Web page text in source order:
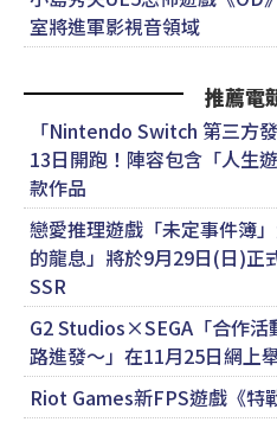
室將進軍影視音領域
推薦電
「Nintendo Switch 第三方
13日開跑！陣容包含「人生
款作品
戀愛推理遊戲「未定事件簿
的龍息」將於9月29日(日)正
SSR
G2 Studios×SEGA「合作
路進發～」在11月25日網上
Riot Games新FPS遊戲《特